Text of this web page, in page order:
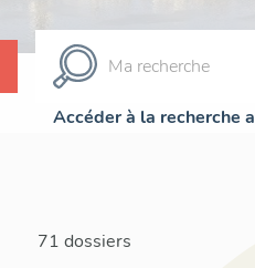
Accéder à la recherche
71 dossiers